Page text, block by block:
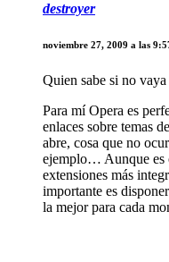
destroyer
noviembre 27, 2009 a las
Quien sabe si no
Para mí Opera es
enlaces sobre temas
abre, cosa que no
ejemplo… Aunque es
extensiones más
importante es
la mejor para cada